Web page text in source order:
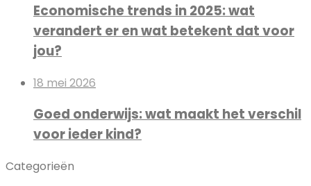
Economische trends in 2025: wat
verandert er en wat betekent dat voor
jou?
18 mei 2026
Goed onderwijs: wat maakt het verschil
voor ieder kind?
Categorieën